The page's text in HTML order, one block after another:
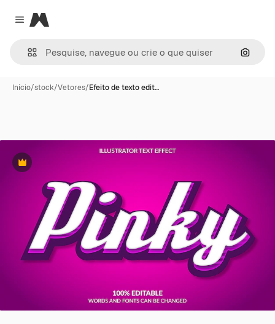
Close menu
Magnific
Início/stock/Vetores/Efeito de texto edit…
Premium